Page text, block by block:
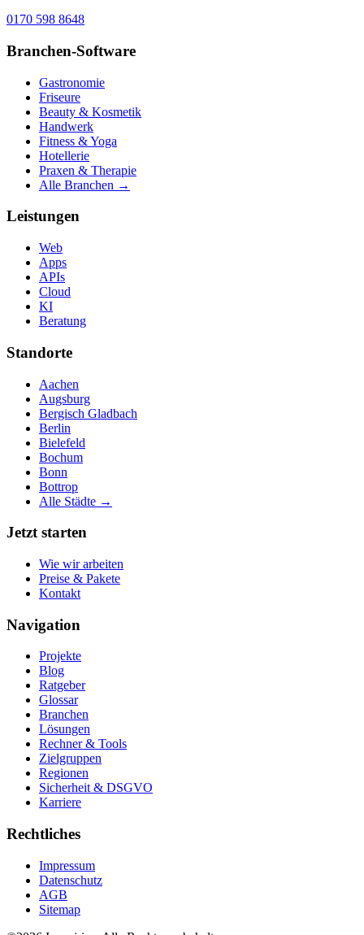
0170 598 8648
Branchen-Software
Gastronomie
Friseure
Beauty & Kosmetik
Handwerk
Fitness & Yoga
Hotellerie
Praxen & Therapie
Alle Branchen →
Leistungen
Web
Apps
APIs
Cloud
KI
Beratung
Standorte
Aachen
Augsburg
Bergisch Gladbach
Berlin
Bielefeld
Bochum
Bonn
Bottrop
Alle Städte →
Jetzt starten
Wie wir arbeiten
Preise & Pakete
Kontakt
Navigation
Projekte
Blog
Ratgeber
Glossar
Branchen
Lösungen
Rechner & Tools
Zielgruppen
Regionen
Sicherheit & DSGVO
Karriere
Rechtliches
Impressum
Datenschutz
AGB
Sitemap